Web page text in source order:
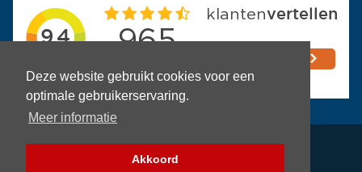
Deze website gebruikt cookies voor een
optimale gebruikerservaring.
Meer informatie
Akkoord
Politique de confidentialité